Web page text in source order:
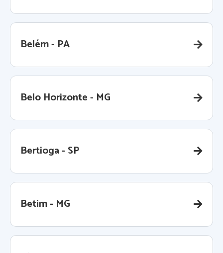
Belém - PA
Belo Horizonte - MG
Bertioga - SP
Betim - MG